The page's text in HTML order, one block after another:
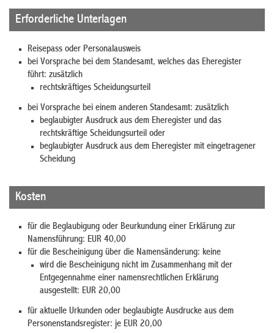
Erforderliche Unterlagen
Reisepass oder Personalausweis
bei Vorsprache bei dem Standesamt, welches das Eheregister
führt: zusätzlich
rechtskräftiges Scheidungsurteil
bei Vorsprache bei einem anderen Standesamt: zusätzlich
beglaubigter Ausdruck aus dem Eheregister und das
rechtskräftige Scheidungsurteil oder
beglaubigter Ausdruck aus dem Eheregister mit eingetragener
Scheidung
Kosten
für die Beglaubigung oder Beurkundung einer Erklärung zur
Namensführung: EUR 40,00
für die Bescheinigung über die Namensänderung: keine
wird die Bescheinigung nicht im Zusammenhang mit der
Entgegennahme einer namensrechtlichen Erklärung
ausgestellt: EUR 20,00
für aktuelle Urkunden oder beglaubigte Ausdrucke aus dem
Personenstandsregister: je EUR 20,00